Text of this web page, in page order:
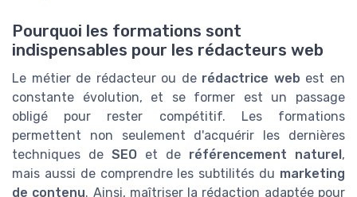
Pourquoi les formations sont
indispensables pour les rédacteurs web
Le métier de rédacteur ou de rédactrice web est en
constante évolution, et se former est un passage
obligé pour rester compétitif. Les formations
permettent non seulement d'acquérir les dernières
techniques de SEO et de référencement naturel,
mais aussi de comprendre les subtilités du marketing
de contenu. Ainsi, maîtriser la rédaction adaptée pour